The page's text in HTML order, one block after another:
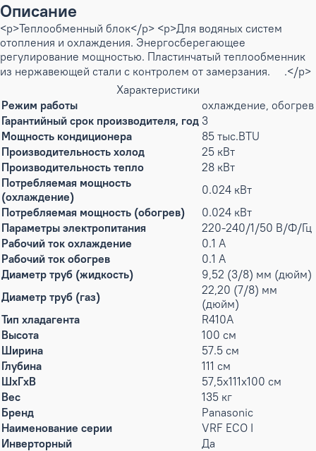
Описание
<p>Теплообменный блок</p> <p>Для водяных систем
отопления и охлаждения. Энергосберегающее
регулирование мощностью. Пластинчатый теплообменник
из нержавеющей стали с контролем от замерзания.     .</p>
Характеристики
Режим работы
охлаждение, обогрев
Гарантийный срок производителя, год 3
Мощность кондиционера
85 тыс.BTU
Производительность холод
25 кВт
Производительность тепло
28 кВт
Потребляемая мощность
(охлаждение)
0.024 кВт
Потребляемая мощность (обогрев)
0.024 кВт
Параметры электропитания
220-240/1/50 В/Ф/Гц
Рабочий ток охлаждение
0.1 А
Рабочий ток обогрев
0.1 А
Диаметр труб (жидкость)
9,52 (3/8) мм (дюйм)
Диаметр труб (газ)
22,20 (7/8) мм
(дюйм)
Тип хладагента
R410A
Высота
100 см
Ширина
57.5 см
Глубина
111 см
ШxГxВ
57,5x111x100 см
Вес
135 кг
Бренд
Panasonic
Наименование серии
VRF ECO I
Инверторный
Да